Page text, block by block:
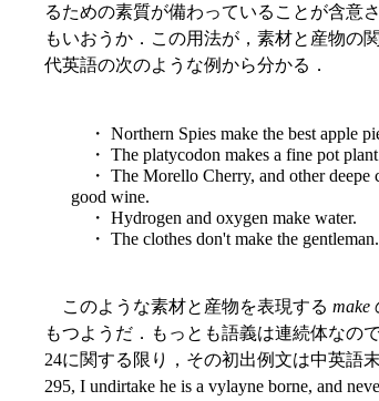
るための素質が備わっていることが含意
もいおうか．この用法が，素材と産物の
代英語の次のような例から分かる．
・ Northern Spies make the best apple
・ The platycodon makes a fine pot plant
・ The Morello Cherry, and other deepe
good wine.
・ Hydrogen and oxygen make water.
・ The clothes don't make the gentleman.
このような素材と産物を表現する make
もつようだ．もっとも語義は連続体なの
24に関する限り，その初出例文は中英語
295, I undirtake he is a vylayne borne, and